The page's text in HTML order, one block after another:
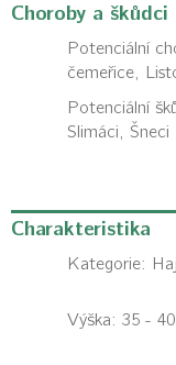
Choroby a škůdci
Potenciální
čemeřice,
Potenciální
Slimáci, Šneci
Charakteristika
Kategorie:
Výška: 35 -